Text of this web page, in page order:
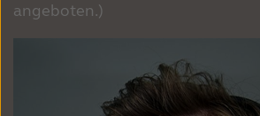
angeboten.)